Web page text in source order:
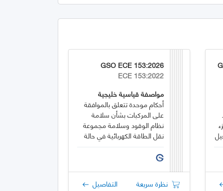
GSO ECE 153:2026
ECE 153:2022
مواصفة قياسية خليجية
أحكام موحدة تتعلق بالموافقة
على المركبات بشأن سلامة
نظام الوقود وسلامة مجموعة
نقل الطاقة الكهربائية في حالة
نظرة سريعة التفاصيل